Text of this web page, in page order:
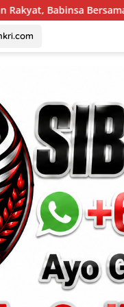
Warga Bersihkan Parit